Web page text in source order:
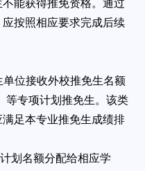
能获得推免资格。通过
按照相应要求完成后续
单位接收外校推免生名额
等专项计划推免生。该类
足本专业推免生成绩排
划名额分配给相应学